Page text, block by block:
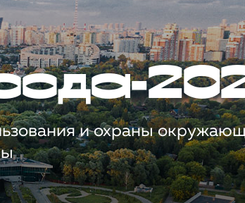
и охраны